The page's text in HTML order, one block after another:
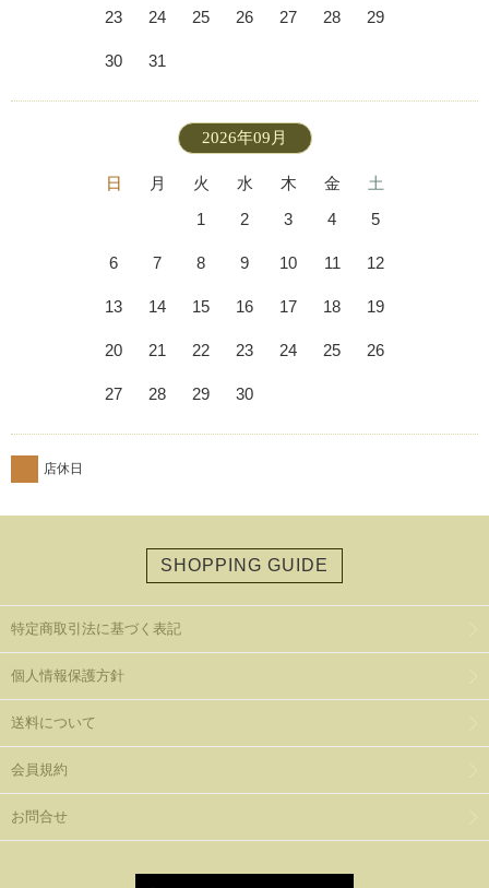
23 24 25 26 27 28 29
30 31
2026年09月
日 月 火 水 木 金
土
1
2 3 4 5
6 7 8 9 10 11 12
13 14 15 16 17 18 19
20 21 22 23 24 25 26
27 28 29 30
店休日
SHOPPING GUIDE
特定商取引法に基づく表記
個人情報保護方針
送料について
会員規約
お問合せ